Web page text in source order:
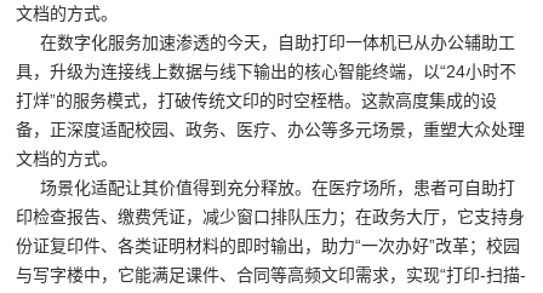
文档的方式。
在数字化服务加速渗透的今天，自助打印一体机已从办公辅助工
具，升级为连接线上数据与线下输出的核心智能终端，以“24小时不
打烊”的服务模式，打破传统文印的时空桎梏。这款高度集成的设
备，正深度适配校园、政务、医疗、办公等多元场景，重塑大众处理
文档的方式。
场景化适配让其价值得到充分释放。在医疗场所，患者可自助打
印检查报告、缴费凭证，减少窗口排队压力；在政务大厅，它支持身
份证复印件、各类证明材料的即时输出，助力“一次办好”改革；校园
与写字楼中，它能满足课件、合同等高频文印需求，实现“打印-扫描-